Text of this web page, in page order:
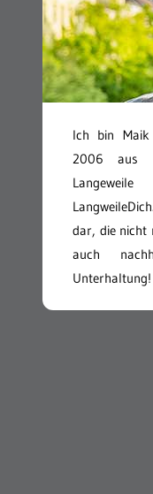
Ich bin
2006 aus
dar, die nicht
auch
Unterhaltung!